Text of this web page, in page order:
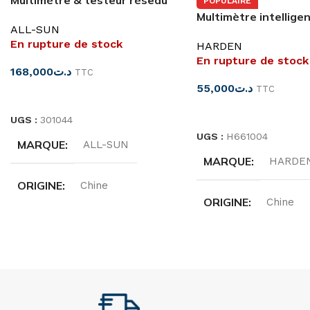
ALL-SUN
En rupture de stock
د.ت168,000 TTC
UGS : 301044
MARQUE ALL-SUN
ORIGINE Chine
Multimètre
HARDEN
En rupture de stock
د.ت55,000 TTC
UGS : H661004
MARQUE
ORIGINE Chine